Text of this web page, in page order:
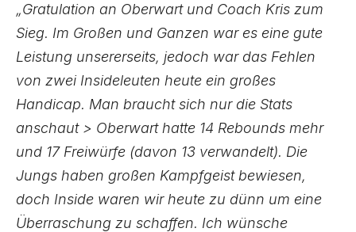
„Gratulation an Oberwart und Coach Kris zum
Sieg. Im Großen und Ganzen war es eine gute
Leistung unsererseits, jedoch war das Fehlen
von zwei Insideleuten heute ein großes
Handicap. Man braucht sich nur die Stats
anschaut > Oberwart hatte 14 Rebounds mehr
und 17 Freiwürfe (davon 13 verwandelt). Die
Jungs haben großen Kampfgeist bewiesen,
doch Inside waren wir heute zu dünn um eine
Überraschung zu schaffen. Ich wünsche